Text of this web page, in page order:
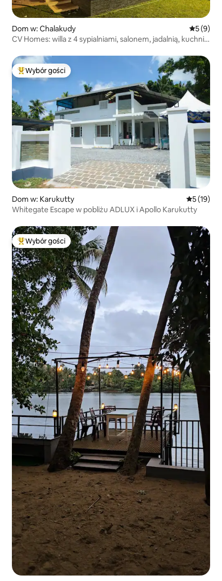
Dom w: Chalakudy Średnia
5 (9)
CV Homes: willa z 4 sypialniami, salonem, jadalnią, kuchnią
Najpopularniejsze z kategorii Wybór gości
Wybór gości
Dom w: Karukutty Średnia
5 (19)
Whitegate Escape w pobliżu ADLUX i Apollo Karukutty
Najpopularniejsze z kategorii Wybór gości
Wybór gości